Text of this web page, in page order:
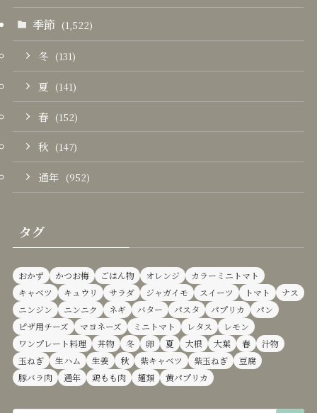
季節 (1,522)
冬 (131)
夏 (141)
春 (152)
秋 (147)
通年 (952)
タグ
おかず かつお梅 ごはん物 オレンジ
カラーミニトマト
キャベツ
キュウリ サラダ ジャガイモ スイーツ トマト
ナス
ニンジン
ニンニク ネギ バター パスタ パプリカ
パン
ピザ用チーズ
マヨネーズ ミニトマト レタス
レモン
ワンプレート料理
丼物 冬 卵 夏 大根 大葉 春
汁物
玉ねぎ
生ハム 生姜 秋 紫キャベツ 紫玉ねぎ
豆腐
豚バラ肉
通年 鶏もも肉 麺類 黄パプリカ